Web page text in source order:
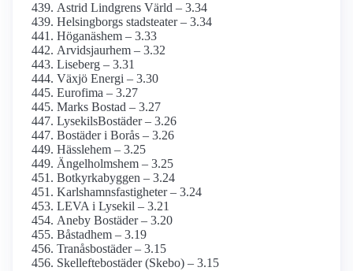
Astrid Lindgrens Värld – 3.34
Helsingborgs stadsteater – 3.34
Höganäshem – 3.33
Arvidsjaurhem – 3.32
Liseberg – 3.31
Växjö Energi – 3.30
Eurofima – 3.27
Marks Bostad – 3.27
LysekilsBostäder – 3.26
Bostäder i Borås – 3.26
Hässlehem – 3.25
Ängelholmshem – 3.25
Botkyrkabyggen – 3.24
Karlshamnsfastigheter – 3.24
LEVA i Lysekil – 3.21
Aneby Bostäder – 3.20
Båstadhem – 3.19
Tranåsbostäder – 3.15
Skelleftebostäder (Skebo) – 3.15